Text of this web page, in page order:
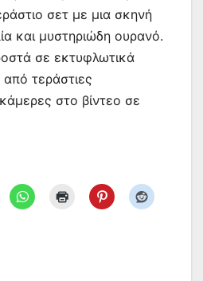
σετ με μια σκηνή
και μυστηριώδη ουρανό.
σε εκτυφλωτικά
τεράστιες
στο βίντεο σε